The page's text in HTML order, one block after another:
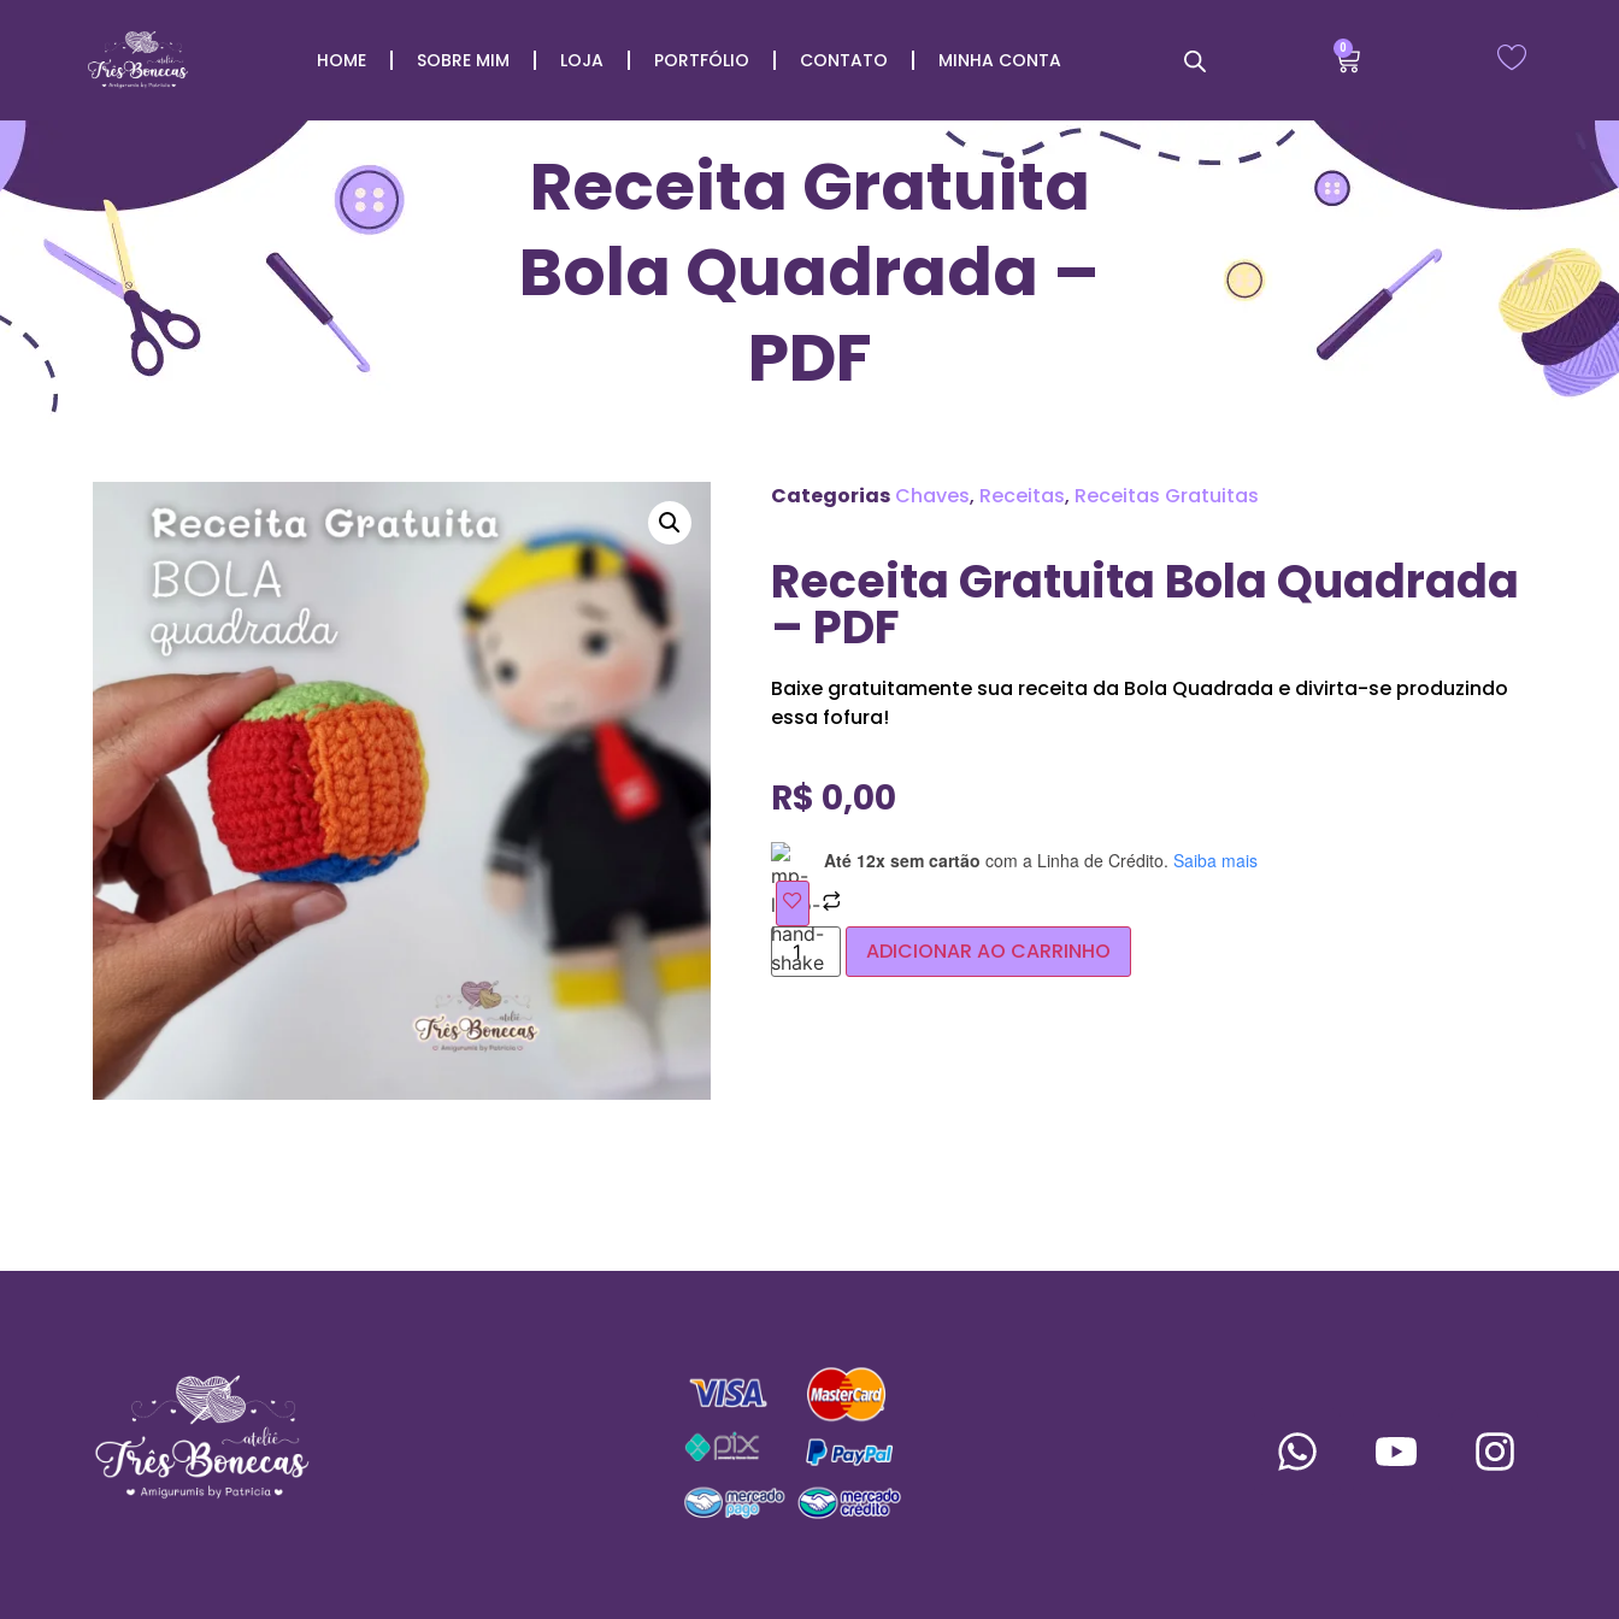
HOME SOBRE MIM LOJA PORTFÓLIO CONTATO MINHA CONTA 0
Receita Gratuita
Bola Quadrada –
PDF
Categorias Chaves, Receitas, Receitas Gratuitas
Receita Gratuita Bola Quadrada
– PDF
Baixe gratuitamente sua receita da Bola Quadrada e divirta-se produzindo
essa fofura!
R$ 0,00
Até 12x sem cartão com a Linha de Crédito. Saiba mais
ADICIONAR AO CARRINHO